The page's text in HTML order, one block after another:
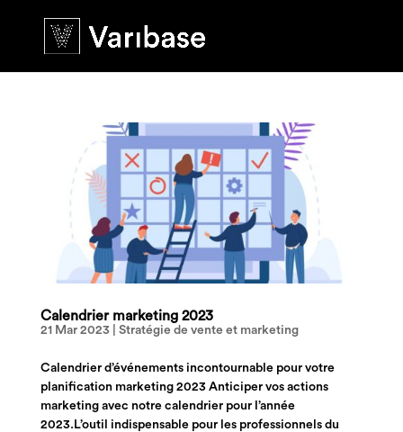
Calendrier marketing 2023
21 Mar 2023 Stratégie de vente et marketing
Calendrier d’événements incontournable pour votre
planification marketing 2023 Anticiper vos actions
marketing avec notre calendrier pour l’année
2023.L’outil indispensable pour les professionnels du